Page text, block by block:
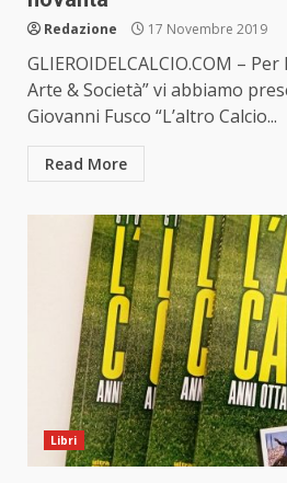
Redazione 17 Novembre 2019
GLIEROIDELCALCIO.COM –
Arte & Società” vi abbiamo
Giovanni Fusco “L’altro Calcio...
Read More
Libri